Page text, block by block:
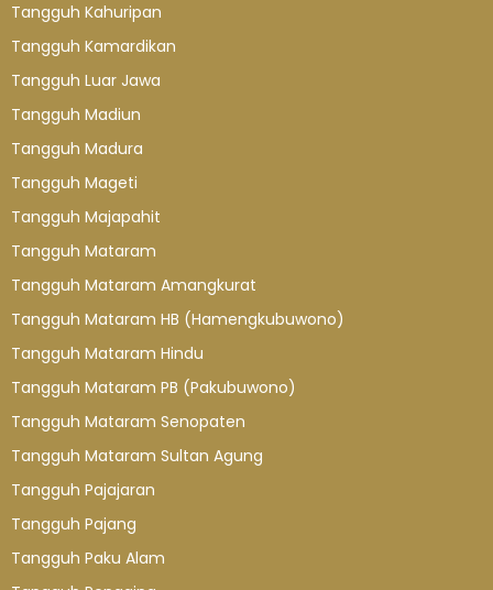
Tangguh Kahuripan
Tangguh Kamardikan
Tangguh Luar Jawa
Tangguh Madiun
Tangguh Madura
Tangguh Mageti
Tangguh Majapahit
Tangguh Mataram
Tangguh Mataram Amangkurat
Tangguh Mataram HB (Hamengkubuwono)
Tangguh Mataram Hindu
Tangguh Mataram PB (Pakubuwono)
Tangguh Mataram Senopaten
Tangguh Mataram Sultan Agung
Tangguh Pajajaran
Tangguh Pajang
Tangguh Paku Alam